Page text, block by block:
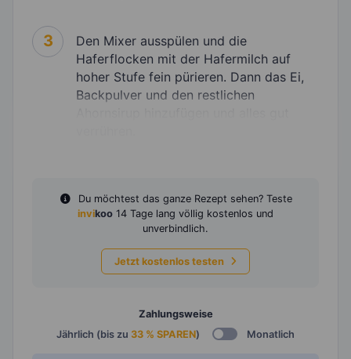
3
Den Mixer ausspülen und die
Haferflocken mit der Hafermilch auf
hoher Stufe fein pürieren. Dann das Ei,
Backpulver und den restlichen
Du möchtest das ganze Rezept sehen? Teste
invikoo 14 Tage lang völlig kostenlos und
unverbindlich.
Jetzt kostenlos testen
Zahlungsweise
Jährlich (bis zu 33 % SPAREN) Monatlich